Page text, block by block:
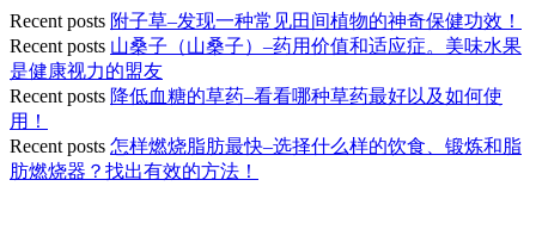
Recent posts 附子草–发现一种常见田间植物的神奇保健功效！
Recent posts 山桑子（山桑子）–药用价值和适应症。美味水果
是健康视力的盟友
Recent posts 降低血糖的草药–看看哪种草药最好以及如何使
用！
Recent posts 怎样燃烧脂肪最快–选择什么样的饮食、锻炼和脂
肪燃烧器？找出有效的方法！